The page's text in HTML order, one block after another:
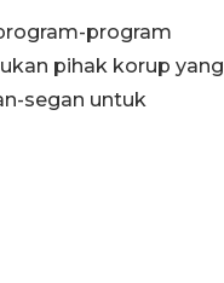
program
pihak korup yang
segan untuk